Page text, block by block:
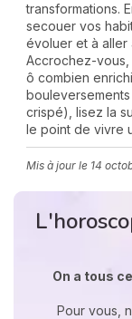
transformations.
secouer vos
évoluer et à aller
Accrochez-vous,
ô combien
crispé), lisez la
le point de vivre
Mis à jour le 14
On a tous
Pour vous,